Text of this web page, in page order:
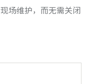
场维护，而无需关闭